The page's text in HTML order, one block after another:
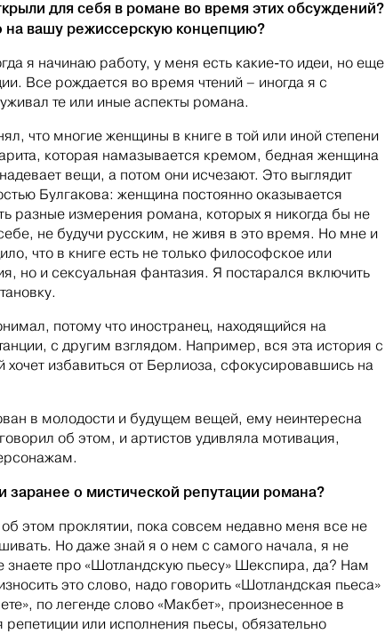
для себя в романе во время этих обсуждений?
на вашу режиссерскую концепцию?
я начинаю работу, у меня есть какие‑то идеи, но еще
Все рождается во время чтений – иногда я с
те или иные аспекты романа.
что многие женщины в книге в той или иной степени
которая намазывается кремом, бедная женщина
вещи, а потом они исчезают. Это выглядит
Булгакова: женщина постоянно оказывается
разные измерения романа, которых я никогда бы не
не будучи русским, не живя в это время. Но мне и
что в книге есть не только философское или
но и сексуальная фантазия. Я постарался включить
потому что иностранец, находящийся на
с другим взглядом. Например, вся эта история с
избавиться от Берлиоза, сфокусировавшись на
в молодости и будущем вещей, ему неинтересна
об этом, и артистов удивляла мотивация,
заранее о мистической репутации романа?
этом проклятии, пока совсем недавно меня все не
Но даже знай я о нем с самого начала, я не
знаете про «Шотландскую пьесу» Шекспира, да? Нам
это слово, надо говорить «Шотландская пьеса»
по легенде слово «Макбет», произнесенное в
репетиции или исполнения пьесы, обязательно